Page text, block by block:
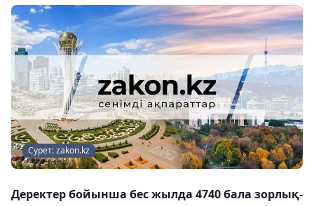
Сурет: zakon.kz
Деректер бойынша бес жылда 4740 бала зорлық-